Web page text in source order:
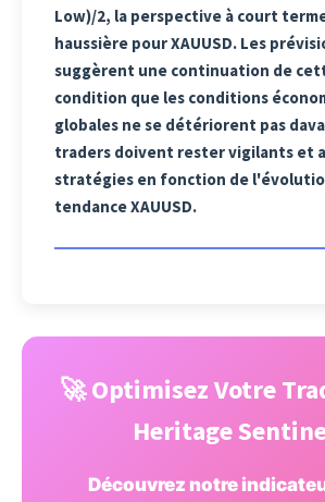
Low)/2, la perspective à court
haussière pour XAUUSD. Les
suggèrent une continuation de
condition que les conditions
globales ne se détériorent pas
traders doivent rester vigilants et
stratégies en fonction de
tendance XAUUSD.
🚀 Optimisez Votre
Heritage
Découvrez notre